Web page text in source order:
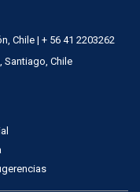
Chile | + 56 41 2203262
Santiago, Chile